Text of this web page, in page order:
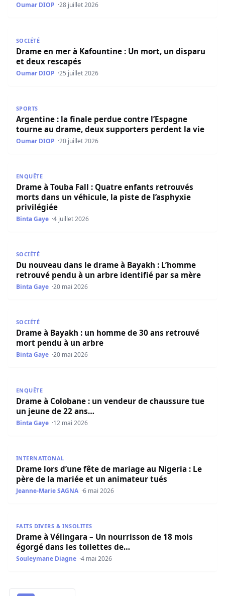
Oumar DIOP 28 juillet 2026
SOCIÉTÉ
Drame en mer à Kafountine : Un mort, un disparu
et deux rescapés
Oumar DIOP 25 juillet 2026
SPORTS
Argentine : la finale perdue contre l’Espagne
tourne au drame, deux supporters perdent la vie
Oumar DIOP 20 juillet 2026
ENQUÊTE
Drame à Touba Fall : Quatre enfants retrouvés
morts dans un véhicule, la piste de l’asphyxie
privilégiée
Binta Gaye 4 juillet 2026
SOCIÉTÉ
Du nouveau dans le drame à Bayakh : L’homme
retrouvé pendu à un arbre identifié par sa mère
Binta Gaye 20 mai 2026
SOCIÉTÉ
Drame à Bayakh : un homme de 30 ans retrouvé
mort pendu à un arbre
Binta Gaye 20 mai 2026
ENQUÊTE
Drame à Colobane : un vendeur de chaussure tue
un jeune de 22 ans…
Binta Gaye 12 mai 2026
INTERNATIONAL
Drame lors d’une fête de mariage au Nigeria : Le
père de la mariée et un animateur tués
Jeanne-Marie SAGNA 6 mai 2026
FAITS DIVERS & INSOLITES
Drame à Vélingara – Un nourrisson de 18 mois
égorgé dans les toilettes de…
Souleymane Diagne 4 mai 2026